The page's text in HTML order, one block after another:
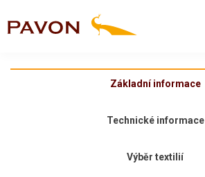
Základní informace
Technické informace
Výběr textilií